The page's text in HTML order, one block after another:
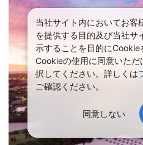
当社サイト内においてお客
を提供する目的及び当社サ
示することを目的にCookie
Cookieの使用に同意いた
択してください。詳しくは
ご確認ください。
同意しない